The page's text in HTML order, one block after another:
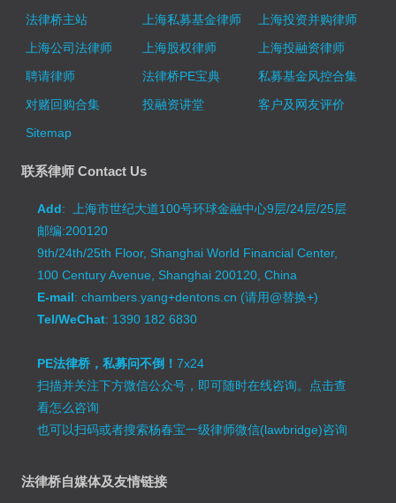
法律桥主站
上海私募基金律师
上海投资并购律师
上海公司法律师
上海股权律师
上海投融资律师
聘请律师
法律桥PE宝典
私募基金风控合集
对赌回购合集
投融资讲堂
客户及网友评价
Sitemap
联系律师 Contact Us
Add: 上海市世纪大道100号环球金融中心9层/24层/25层
邮编:200120
9th/24th/25th Floor, Shanghai World Financial Center,
100 Century Avenue, Shanghai 200120, China
E-mail: chambers.yang+dentons.cn (请用@替换+)
Tel/WeChat: 1390 182 6830
PE法律桥，私募问不倒！7x24
扫描并关注下方微信公众号，即可随时在线咨询。 点击查
看怎么咨询
也可以扫码或者搜索杨春宝一级律师微信(lawbridge)咨询
法律桥自媒体及友情链接